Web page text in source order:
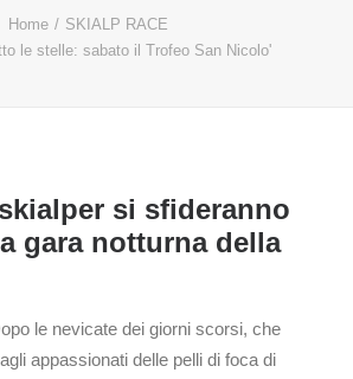
Home
SKIALP RACE
le stelle: sabato il Trofeo San Nicolo'
si sfideranno
gara notturna della
le nevicate dei giorni scorsi, che
appassionati delle pelli di foca di